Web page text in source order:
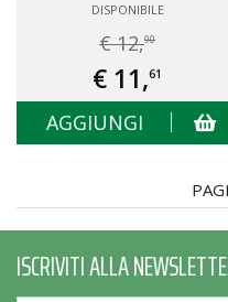
DISPONIBILE
€ 12,90
€ 11,61
AGGIUNGI
ISCRIVITI ALLA